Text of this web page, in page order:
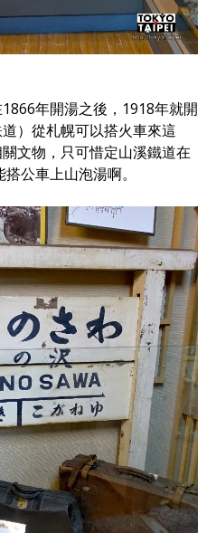
年開湯之後，1918年就開
）從札幌可以搭火車來這
文物，只可惜定山溪鐵道在
公車上山泡湯啊。